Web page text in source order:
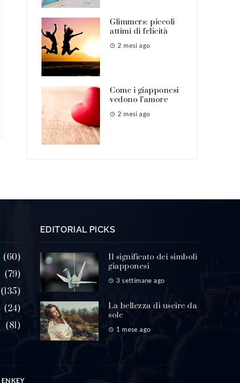
Glimmers: piccoli
attimi di felicità
2 mesi ago
Come i giapponesi
vedono l’amore
2 mesi ago
60
79
135
24
81
EDITORIAL PICKS
Il significato dei simboli
giapponesi
3 settimane ago
La bellezza di uscire da
sole
1 mese ago
ENKEY